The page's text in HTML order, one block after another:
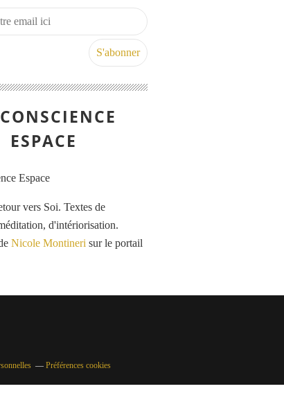
ESPACE
vers Soi. Textes de
d'intériorisation.
Nicole Montineri sur le portail
Préférences cookies